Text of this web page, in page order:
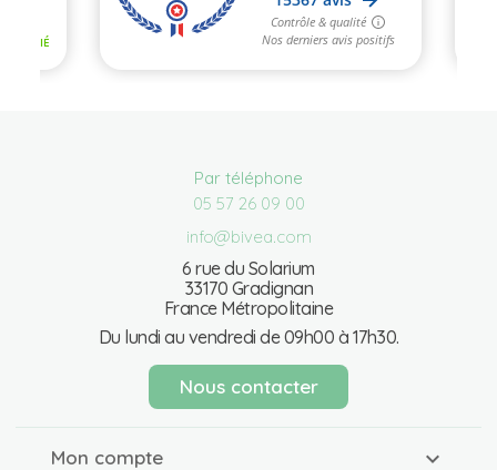
Par téléphone
05 57 26 09 00
info@bivea.com
6 rue du Solarium
33170 Gradignan
France Métropolitaine
Du lundi au vendredi de 09h00 à 17h30.
Nous contacter
Mon compte